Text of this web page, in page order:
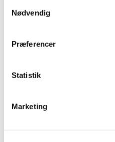
Nødvendig
Præferencer
Statistik
Marketing
oktober (3)
august (2)
maj (3)
marts (10)
januar (2)